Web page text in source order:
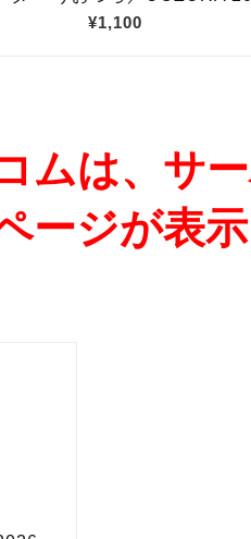
ムは、サ
ージが表